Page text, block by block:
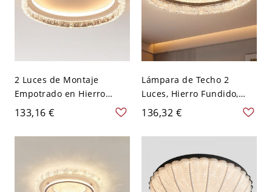
2 Luces de Montaje
Empotrado en Hierro
Fundido, Montaje
Expuesto Poligonal
Blanco, Cableado para
110V-120V, Tercera
Marcha (Luz
133,16 €
Lámpara de Techo 2
Luces, Hierro Fundido,
16", Luz
Cálida/Blanca/Neutra
136,32 €